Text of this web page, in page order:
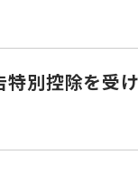
特別控除を受